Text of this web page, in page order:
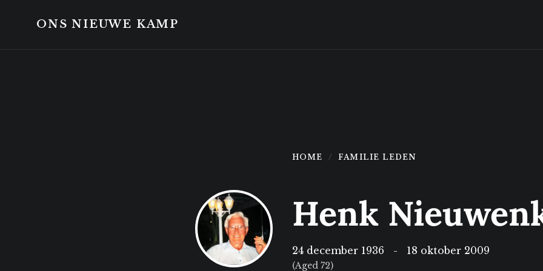
contentONS NIEUWE KAMP
HOME FAMILIE LEDEN
Henk
24 december 1936 - 18 oktober 2009
(Aged 72)